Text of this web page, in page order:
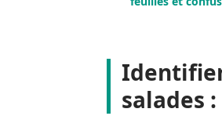
salades